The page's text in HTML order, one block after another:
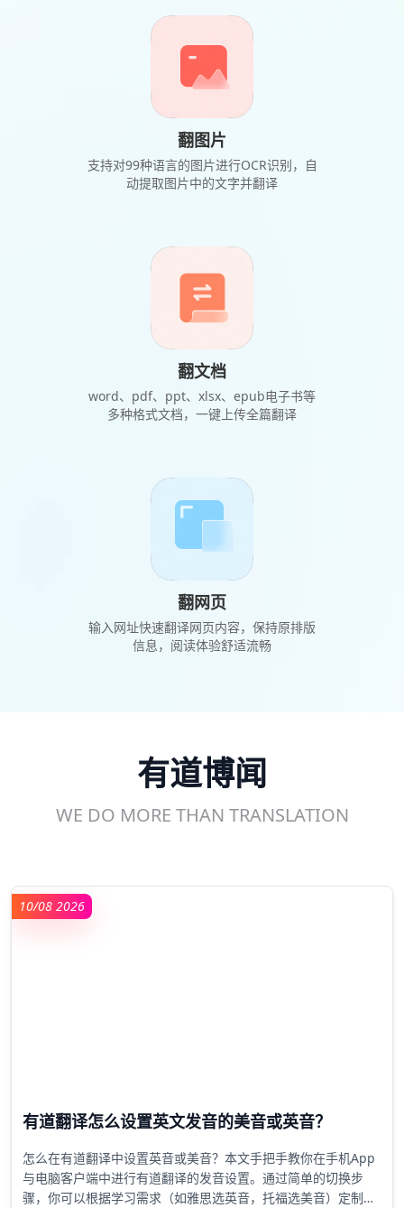
翻图片
支持对99种语言的图片进行OCR识别，自
动提取图片中的文字并翻译
翻文档
word、pdf、ppt、xlsx、epub电子书等
多种格式文档，一键上传全篇翻译
翻网页
输入网址快速翻译网页内容，保持原排版
信息，阅读体验舒适流畅
有道博闻
WE DO MORE THAN TRANSLATION
有道翻译怎么设置英文发音的美音或英音？
怎么在有道翻译中设置英音或美音？本文手把手教你在手机App
与电脑客户端中进行有道翻译的发音设置。通过简单的切换步
骤，你可以根据学习需求（如雅思选英音，托福选美音）定制默
10/08 2026